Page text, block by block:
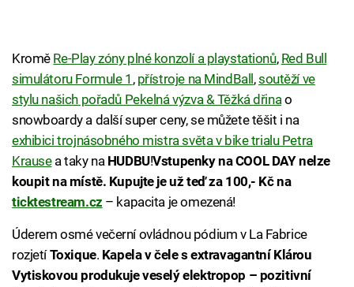
Kromě Re-Play zóny plné konzolí a playstationů, Red Bull
simulátoru Formule 1 , přístroje na MindBall ,soutěží ve
stylu našich pořadů Pekelná výzva & Těžká dřinao
snowboardy a další super ceny, se můžete těšit i na
exhibici trojnásobného mistra světa v bike trialu Petra
Krausea taky na HUDBU!Vstupenky na COOL DAY nelze
koupit na místě. Kupujte je už teď za 100,- Kč na
ticktestream.cz – kapacita je omezená!
Úderem osmé večerní ovládnou pódium v La Fabrice
rozjetíToxique. Kapela v čele s extravagantní Klárou
Vytiskovou produkuje veselý elektropop – pozitivní